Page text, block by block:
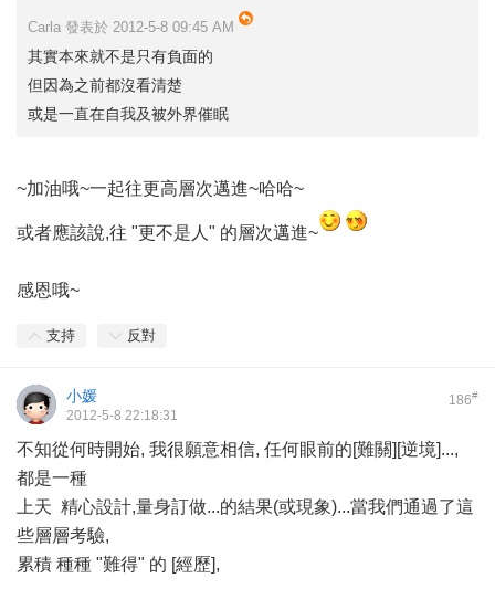
Carla 發表於 2012-5-8 09:45 AM
其實本來就不是只有負面的
但因為之前都沒看清楚
或是一直在自我及被外界催眠
~加油哦~一起往更高層次邁進~哈哈~
或者應該說,往 "更不是人" 的層次邁進~
感恩哦~
支持 反對
186#
小媛
2012-5-8 22:18:31
不知從何時開始, 我很願意相信, 任何眼前的[難關][逆境]...,
都是一種
上天 精心設計,量身訂做...的結果(或現象)...當我們通過了這
些層層考驗,
累積 種種 "難得" 的 [經歷],